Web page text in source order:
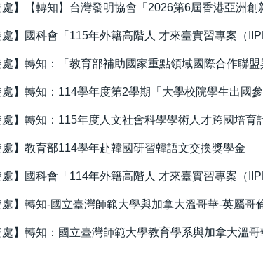
處】【轉知】台灣發明協會「2026第6屆香港亞洲
處】國科會「115年外籍高階人 才來臺實習專案（
處】轉知：「教育部補助國家重點領域國際合作聯
處】轉知：114學年度第2學期「大學校院學生出國
處】轉知：115年度人文社會科學學術人才跨國培育
處】教育部114學年赴韓國研習韓語文交換獎學金
處】國科會「114年外籍高階人 才來臺實習專案（
處】轉知-國立臺灣師範大學與加拿大溫哥華-英屬
處】轉知：國立臺灣師範大學教育學系與加拿大溫